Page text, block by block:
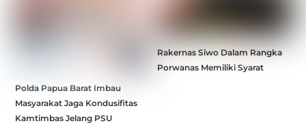
Polda Papua Barat Imbau
Masyarakat Jaga Kondusifitas
Kamtimbas Jelang PSU
Rakernas Siwo Dalam Rangka
Porwanas Memiliki Syarat